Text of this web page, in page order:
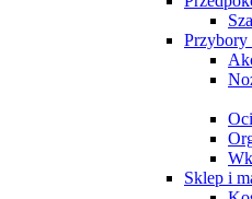
Przybory
Sklep i